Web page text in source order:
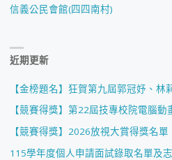
信義公民會館(四四南村)
近期更新
【金榜題名】狂賀第九屆郭冠妤、林
【競賽得獎】第22屆技專校院電腦動
【競賽得獎】2026放視大賞得獎名單
115學年度個人申請面試錄取名單及